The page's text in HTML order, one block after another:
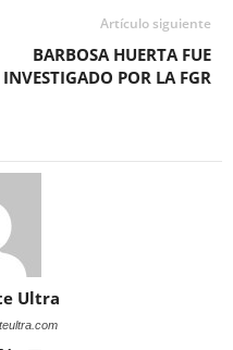
Artículo siguiente
BARBOSA HUERTA FUE
INVESTIGADO POR LA FGR
Ultra